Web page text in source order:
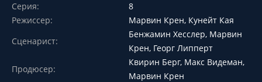
Серия:
8
Режиссер:
Марвин Крен, Кунейт Кая
Сценарист:
Бенжамин Хесслер, Марвин
Крен, Георг Липперт
Продюсер:
Квирин Берг, Макс Видеман,
Марвин Крен